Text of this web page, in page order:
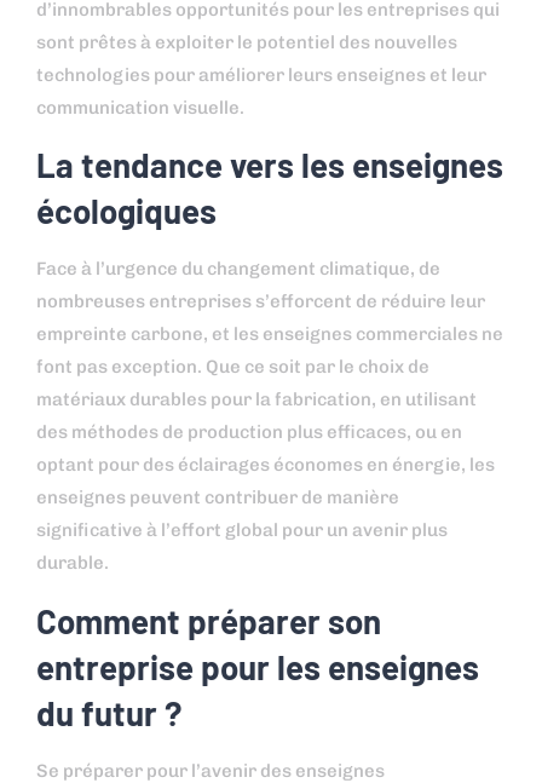
d’innombrables opportunités pour les entreprises qui
sont prêtes à exploiter le potentiel des nouvelles
technologies pour améliorer leurs enseignes et leur
communication visuelle.
La tendance vers les enseignes
écologiques
Face à l’urgence du changement climatique, de
nombreuses entreprises s’efforcent de réduire leur
empreinte carbone, et les enseignes commerciales ne
font pas exception. Que ce soit par le choix de
matériaux durables pour la fabrication, en utilisant
des méthodes de production plus efficaces, ou en
optant pour des éclairages économes en énergie, les
enseignes peuvent contribuer de manière
significative à l’effort global pour un avenir plus
durable.
Comment préparer son
entreprise pour les enseignes
du futur ?
Se préparer pour l’avenir des enseignes